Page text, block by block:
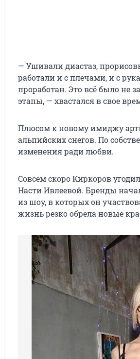
— Ушивали диастаз,
работали и с плечами, и с
проработан. Это всё было не
этапы, — хвастался в свое
Плюсом к новому имиджу
альпийских снегов. По
изменения ради любви.
Совсем скоро Киркоров
Насти Ивлеевой. Бренды
из шоу, в которых он
жизнь резко обрела новые